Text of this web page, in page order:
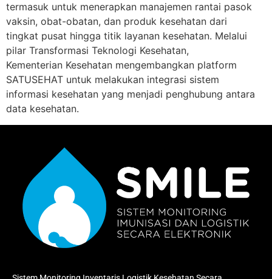
termasuk untuk menerapkan manajemen rantai pasok
vaksin, obat-obatan, dan produk kesehatan dari
tingkat pusat hingga titik layanan kesehatan. Melalui
pilar Transformasi Teknologi Kesehatan,
Kementerian Kesehatan mengembangkan platform
SATUSEHAT untuk melakukan integrasi sistem
informasi kesehatan yang menjadi penghubung antara
data kesehatan.